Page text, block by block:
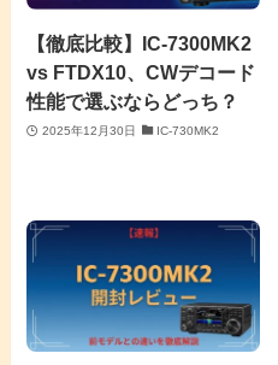
【徹底比較】IC-7300MK2
vs FTDX10、CWデコード
性能で選ぶならどっち？
2025年12月30日 IC-730MK2